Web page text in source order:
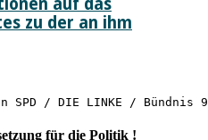
auf das
zu der an ihm
/ DIE LINKE / Bündnis
für die Politik !